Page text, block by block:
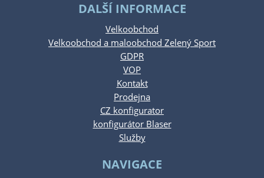
DALŠÍ INFORMACE
Velkoobchod
Velkoobchod a maloobchod Zelený Sport
GDPR
VOP
Kontakt
Prodejna
CZ konfigurator
konfigurátor Blaser
Služby
NAVIGACE